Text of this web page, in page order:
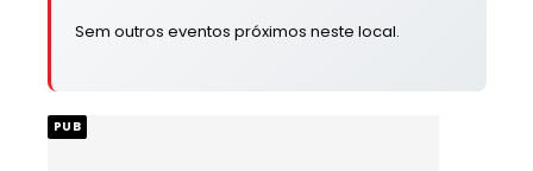
Sem outros eventos próximos neste local.
PUB